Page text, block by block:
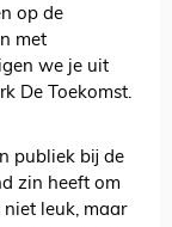
op de
met
we je uit
De Toekomst.
publiek bij de
zin heeft om
niet leuk, maar